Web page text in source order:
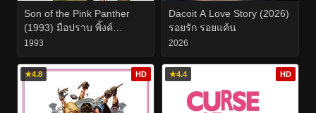
Son of the Pink Panther
(1993) มือปราบ พิ้งค์
แพนเตอร์
1993
Dacoit A Love Story (2026)
รอยรัก รอยแค้น
2026
★4.8 HD ★4.4 HD